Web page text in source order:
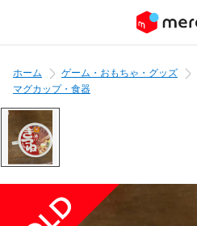
ホーム ゲーム・おもちゃ・グッズ
マグカップ・食器